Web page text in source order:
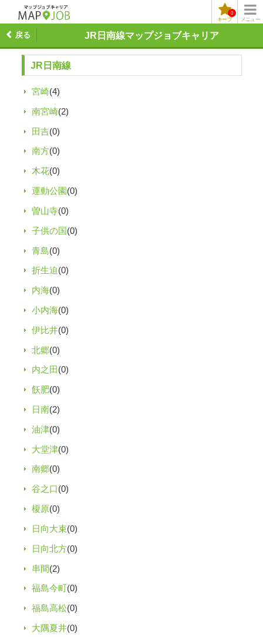
メニュー
キープ
0
JR日南線マップジョブキャリア
戻る
JR日南線
宮崎(4)
南宮崎(2)
田吉(0)
南方(0)
木花(0)
運動公園(0)
曽山寺(0)
子供の国(0)
青島(0)
折生迫(0)
内海(0)
小内海(0)
伊比井(0)
北郷(0)
内之田(0)
飫肥(0)
日南(2)
油津(0)
大堂津(0)
南郷(0)
谷之口(0)
榎原(0)
日向大束(0)
日向北方(0)
串間(2)
福島今町(0)
福島高松(0)
大隅夏井(0)